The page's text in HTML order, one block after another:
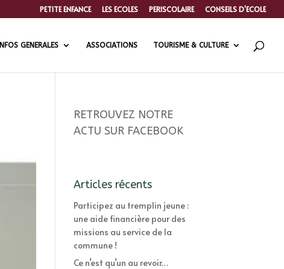
PETITE ENFANCE LES ECOLES PERISCOLAIRE CONSEILS D’ECOLE
INFOS GENERALES ASSOCIATIONS TOURISME & CULTURE
RETROUVEZ NOTRE
ACTU SUR FACEBOOK
Articles récents
Participez au tremplin jeune :
une aide financière pour des
missions au service de la
commune !
Ce n’est qu’un au revoir…